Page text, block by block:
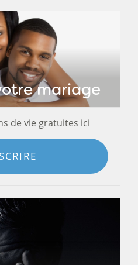
mariage
de vie gratuites ici